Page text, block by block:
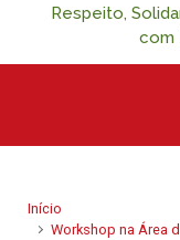
Respeito,
com
Início
Workshop na Área